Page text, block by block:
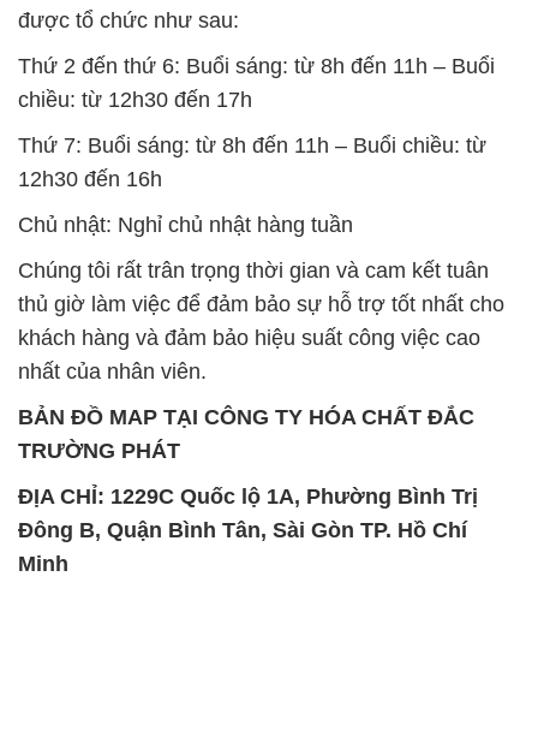
được tổ chức như sau:
Thứ 2 đến thứ 6: Buổi sáng: từ 8h đến 11h – Buổi
chiều: từ 12h30 đến 17h
Thứ 7: Buổi sáng: từ 8h đến 11h – Buổi chiều: từ
12h30 đến 16h
Chủ nhật: Nghỉ chủ nhật hàng tuần
Chúng tôi rất trân trọng thời gian và cam kết tuân
thủ giờ làm việc để đảm bảo sự hỗ trợ tốt nhất cho
khách hàng và đảm bảo hiệu suất công việc cao
nhất của nhân viên.
BẢN ĐỒ MAP TẠI CÔNG TY HÓA CHẤT ĐẮC
TRƯỜNG PHÁT
ĐỊA CHỈ: 1229C Quốc lộ 1A, Phường Bình Trị
Đông B, Quận Bình Tân, Sài Gòn TP. Hồ Chí
Minh